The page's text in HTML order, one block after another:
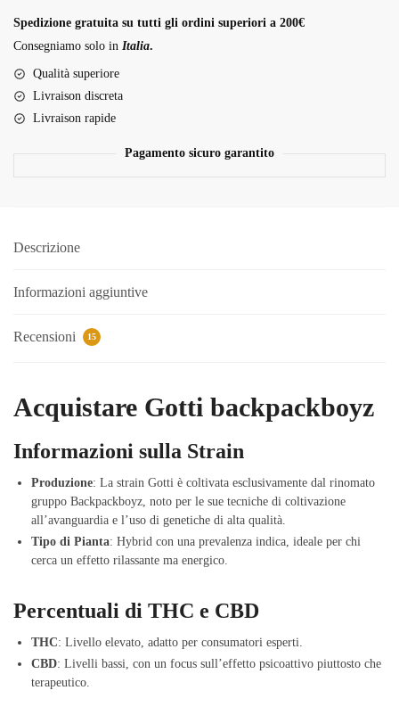
Spedizione gratuita su tutti gli ordini superiori a 200€
Consegniamo solo in Italia.
Qualità superiore
Livraison discreta
Livraison rapide
Pagamento sicuro garantito
Descrizione
Informazioni aggiuntive
Recensioni 15
Acquistare Gotti backpackboyz
Informazioni sulla Strain
Produzione: La strain Gotti è coltivata esclusivamente dal rinomato
gruppo Backpackboyz, noto per le sue tecniche di coltivazione
all’avanguardia e l’uso di genetiche di alta qualità.
Tipo di Pianta: Hybrid con una prevalenza indica, ideale per chi
cerca un effetto rilassante ma energico.
Percentuali di THC e CBD
THC: Livello elevato, adatto per consumatori esperti.
CBD: Livelli bassi, con un focus sull’effetto psicoattivo piuttosto che
terapeutico.